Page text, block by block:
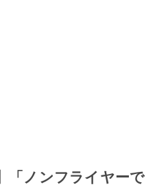
「ノンフライヤーで